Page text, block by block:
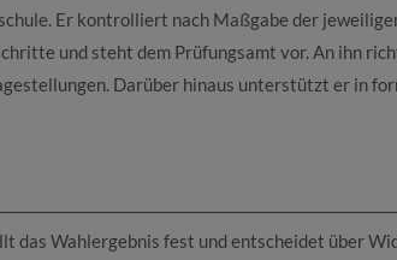
Er kontrolliert nach Maßgabe der
und steht dem Prüfungsamt vor. An ihn
Darüber hinaus unterstützt er in
das Wahlergebnis fest und entscheidet über